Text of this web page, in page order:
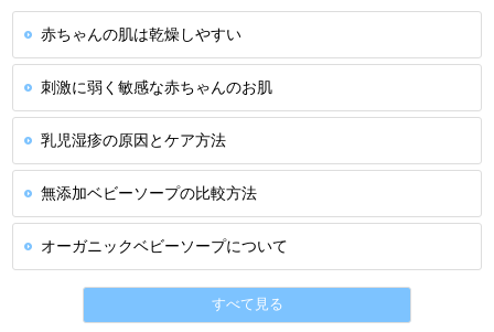
赤ちゃんの肌は乾燥しやすい
刺激に弱く敏感な赤ちゃんのお肌
乳児湿疹の原因とケア方法
無添加ベビーソープの比較方法
オーガニックベビーソープについて
すべて見る